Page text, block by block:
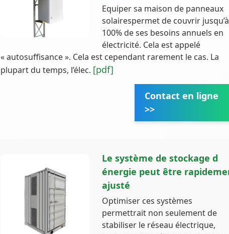
Equiper sa maison de panneaux
solairespermet de couvrir jusqu’à
100% de ses besoins annuels en
électricité. Cela est appelé
« autosuffisance ». Cela est cependant rarement le cas. La
plupart du temps, l’élec. [pdf]
Contact en ligne
>>
Le système de stockage d
énergie peut être
ajusté
Optimiser ces systèmes
permettrait non seulement de
stabiliser le réseau électrique,